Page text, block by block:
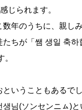
じられます。
年のうちに、親しみ
ちが「쌤 생일 축하
いうこともあるでし
님(ソンセンニㇺ)と